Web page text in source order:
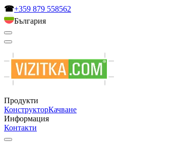
☎+359 879 558562
България
Продукти
КонструкторКачване
Информация
Контакти